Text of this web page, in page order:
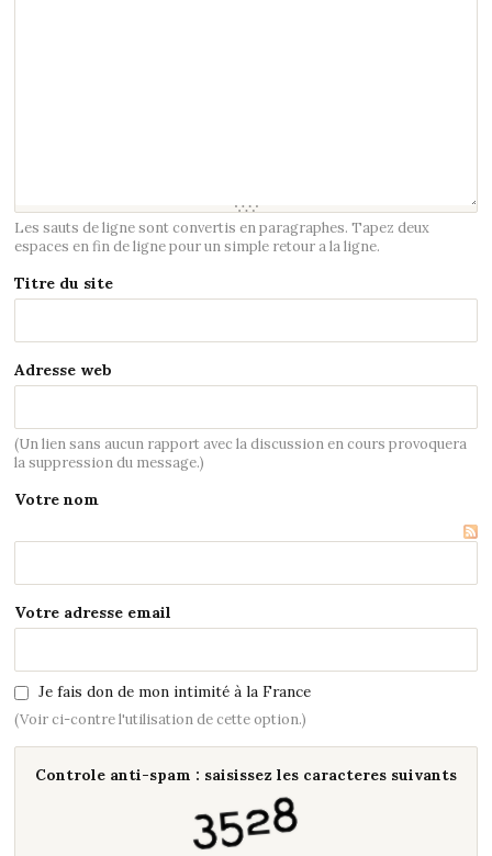
Les sauts de ligne sont convertis en paragraphes. Tapez deux
espaces en fin de ligne pour un simple retour a la ligne.
Titre du site
Adresse web
(Un lien sans aucun rapport avec la discussion en cours provoquera
la suppression du message.)
Votre nom
Votre adresse email
Je fais don de mon intimité à la France
(Voir ci-contre l'utilisation de cette option.)
Controle anti-spam : saisissez les caracteres suivants